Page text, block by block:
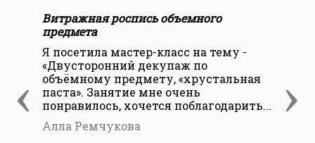
‹ ›
Витражная роспись объемного
предмета
Я посетила мастер-класс на тему -
«Двусторонний декупаж по
объёмному предмету, «хрустальная
паста». Занятие мне очень
понравилось, хочется поблагодарить...
Алла Ремчукова